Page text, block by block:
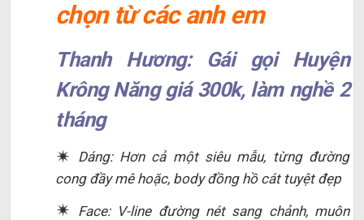
chọn từ các anh em
Thanh Hương: Gái gọi Huyện
Krông Năng giá 300k, làm nghề 2
tháng
Dáng: Hơn cả một siêu mẫu, từng đường
cong đầy mê hoặc, body đồng hồ cát tuyệt đẹp
Face: V-line đường nét sang chảnh, muôn